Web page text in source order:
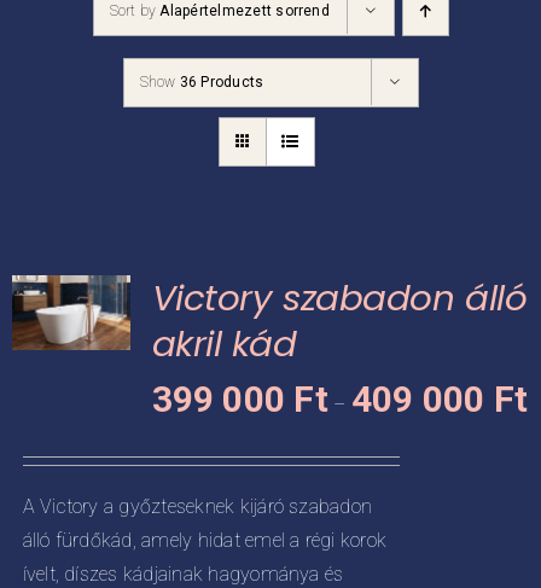
Kádpróba
Prestige-ről
Sort byAlapértelmezett sorrend
Show 36 Products
Victory szabadon álló
akril kád
399 000 Ft – 409 000 Ft
A Victory a győzteseknek kijáró szabadon
álló fürdőkád, amely hidat emel a régi korok
ívelt, díszes kádjainak hagyománya és